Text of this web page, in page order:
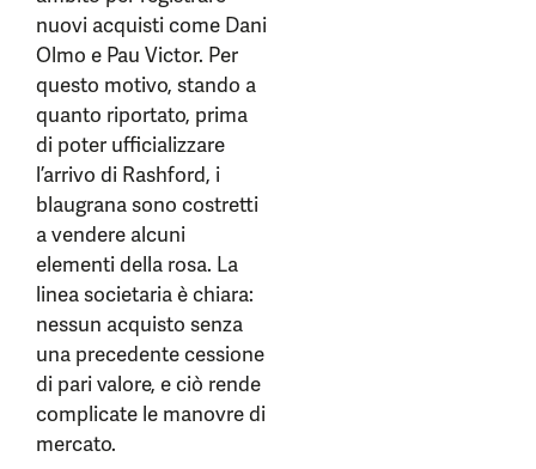
nuovi acquisti come Dani
Olmo e Pau Victor. Per
questo motivo, stando a
quanto riportato, prima
di poter ufficializzare
l’arrivo di Rashford, i
blaugrana sono costretti
a vendere alcuni
elementi della rosa. La
linea societaria è chiara:
nessun acquisto senza
una precedente cessione
di pari valore, e ciò rende
complicate le manovre di
mercato.